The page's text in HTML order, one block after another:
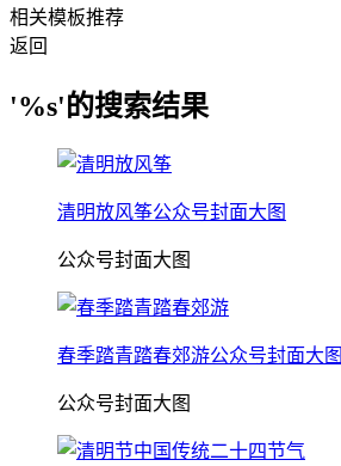
相关模板推荐
返回
'%s'的搜索结果
清明放风筝公众号封面大图
公众号封面大图
春季踏青踏春郊游公众号封面大图
公众号封面大图